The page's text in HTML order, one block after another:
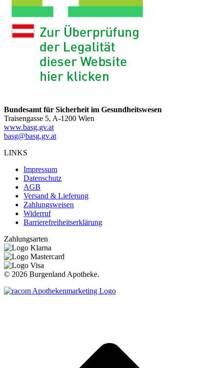
Bundesamt für Sicherheit im Gesundheitswesen
Traisengasse 5, A-1200 Wien
www.basg.gv.at
basg@basg.gv.at
LINKS
Impressum
Datenschutz
AGB
Versand & Lieferung
Zahlungsweisen
Widerruf
Barrierefreiheitserklärung
Zahlungsarten
© 2026 Burgenland Apotheke.